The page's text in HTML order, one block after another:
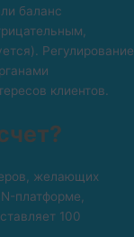
баланс
Регулирование
клиентов.
желающих
платформе,
100